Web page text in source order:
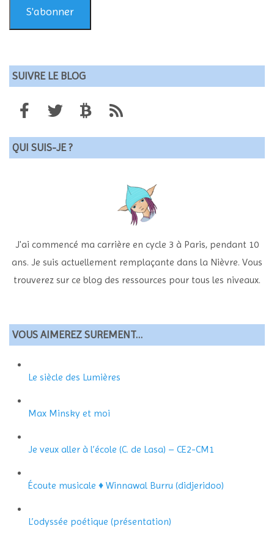
(valide)S'abonner
SUIVRE LE BLOG
QUI SUIS-JE ?
J'ai commencé ma carrière en cycle 3 à Paris, pendant 10
ans. Je suis actuellement remplaçante dans la Nièvre. Vous
trouverez sur ce blog des ressources pour tous les niveaux.
VOUS AIMEREZ SUREMENT…
Le siècle des Lumières
Max Minsky et moi
Je veux aller à l’école (C. de Lasa) – CE2-CM1
Écoute musicale ♦ Winnawal Burru (didjeridoo)
L’odyssée poétique (présentation)